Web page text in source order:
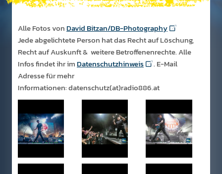
Alle Fotos von David Bitzan/DB-Photography
Jede abgelichtete Person hat das Recht auf Löschung,
Recht auf Auskunft & weitere Betroffenenrechte. Alle
Infos findet ihr im Datenschutzhinweis
. E-Mail
Adresse für mehr
Informationen: datenschutz(at)radio886.at